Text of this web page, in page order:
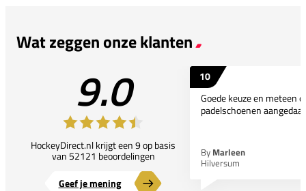
Wat zeggen onze klanten
9.0
HockeyDirect.nl krijgt een 9 op basis
van 52121 beoordelingen
Geef je mening
10
Goede keuze en meteen
padelschoenen
By Marleen
Hilversum